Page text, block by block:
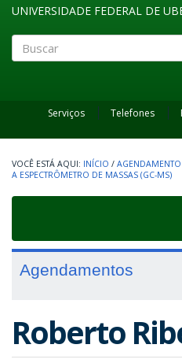
UNIVERSIDADE FEDERAL DE
Serviços Telefones
INÍCIO / AGENDAMENTO
A ESPECTRÔMETRO DE MASSAS (GC-MS)
Agendamentos
Roberto